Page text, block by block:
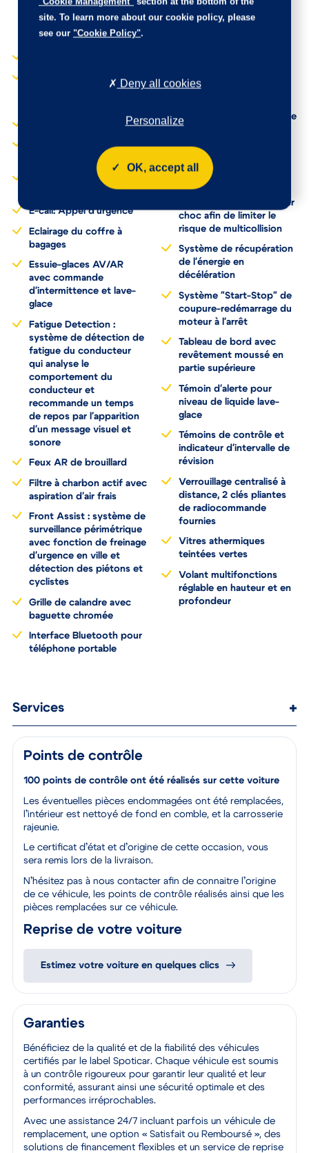
aide au démarrage en
côte 'Hill-Hold'
Digital Cockpit : combiné
Disques de frein à l'AV et
freins à tambour à l'AR
Dossier AR non divisé et
E-call: Appel d'urgence
Eclairage du coffre à
bagages
Essuie-glaces AV/AR
avec commande
d'intermittence et lave-
glace
Fatigue Detection :
système de détection de
fatigue du conducteur
qui analyse le
comportement du
conducteur et
recommande un temps
de repos par l'apparition
d'un message visuel et
sonore
Feux AR de brouillard
Filtre à charbon actif avec
aspiration d'air frais
Front Assist : système de
surveillance périmétrique
avec fonction de freinage
d'urgence en ville et
détection des piétons et
cyclistes
Grille de calandre avec
baguette chromée
Interface Bluetooth pour
téléphone portable
Rétroviseurs extérieurs
rabattables
Siège conducteur réglable
Système de freinage anti
multicollision: ce
dispositif freine
automatiquement le
véhicule après un premier
choc afin de limiter le
risque de multicollision
Système de récupération
de l'énergie en
décélération
Système "Start-Stop" de
coupure-redémarrage du
moteur à l'arrêt
Tableau de bord avec
revêtement moussé en
partie supérieure
Témoin d'alerte pour
niveau de liquide lave-
glace
Témoins de contrôle et
indicateur d'intervalle de
révision
Verrouillage centralisé à
distance, 2 clés pliantes
de radiocommande
fournies
Vitres athermiques
teintées vertes
Volant multifonctions
réglable en hauteur et en
profondeur
Services
Points de contrôle
100 points de contrôle ont été réalisés sur cette voiture
Les éventuelles pièces endommagées ont été remplacées,
l’intérieur est nettoyé de fond en comble, et la carrosserie
rajeunie.
Le certificat d’état et d’origine de cette occasion, vous
sera remis lors de la livraison.
N’hésitez pas à nous contacter afin de connaitre l’origine
de ce véhicule, les points de contrôle réalisés ainsi que les
pièces remplacées sur ce véhicule.
Reprise de votre voiture
Estimez votre voiture en quelques clics
Garanties
Bénéficiez de la qualité et de la fiabilité des véhicules
certifiés par le label Spoticar. Chaque véhicule est soumis
à un contrôle rigoureux pour garantir leur qualité et leur
conformité, assurant ainsi une sécurité optimale et des
performances irréprochables.
Avec une assistance 24/7 incluant parfois un véhicule de
remplacement, une option « Satisfait ou Remboursé », des
solutions de financement flexibles et un service de reprise
site. To learn more about our cookie policy, please
see our "Cookie Policy".
OK, accept all
Personalize
Deny all cookies